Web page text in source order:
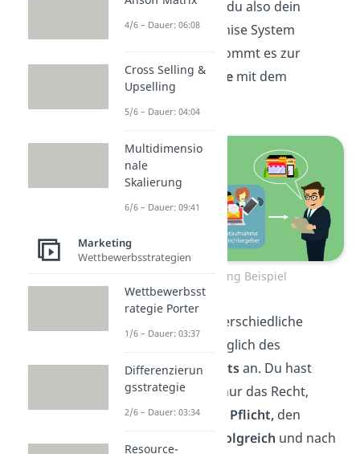
möchtest. Wenn du also dein
passendes Franchise System
gefunden hast, kommt es zur
Kontaktaufnahmemit dem
Franchisegeber.
Franchising Beispiel
Dieser bietet unterschiedliche
bezüglich des
Geschäftskonzeptsan. Du hast
schließlich nicht nur das Recht,
sondern auch die Pflicht,den
Businessplan erfolgreich und nach
4/6 – Dauer: 06:08
Cross Selling &
Upselling
5/6 – Dauer: 04:04
Multidimensio
nale
Skalierung
6/6 – Dauer: 09:41
Marketing
Wettbewerbsstrategien
Wettbewerbsst
rategie Porter
1/6 – Dauer: 03:37
Differenzierun
gsstrategie
2/6 – Dauer: 03:34
Resource-